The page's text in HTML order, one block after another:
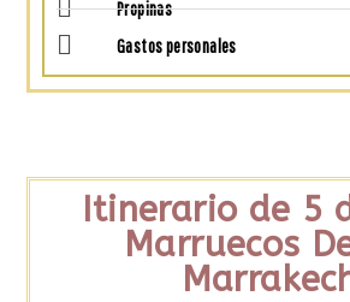
Propinas
Gastos personales
Itinerario de 5
Marruecos